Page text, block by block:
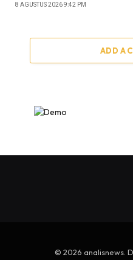
8 AGUSTUS 2026 9:42 PM
ADD A
© 2026 analisnews.